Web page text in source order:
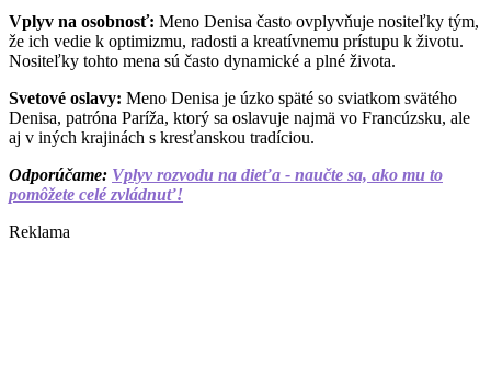
Vplyv na osobnosť: Meno Denisa často ovplyvňuje nositeľky tým,
že ich vedie k optimizmu, radosti a kreatívnemu prístupu k životu.
Nositeľky tohto mena sú často dynamické a plné života.
Svetové oslavy: Meno Denisa je úzko späté so sviatkom svätého
Denisa, patróna Paríža, ktorý sa oslavuje najmä vo Francúzsku, ale
aj v iných krajinách s kresťanskou tradíciou.
Odporúčame: Vplyv rozvodu na dieťa - naučte sa, ako mu to
pomôžete celé zvládnuť!
Reklama